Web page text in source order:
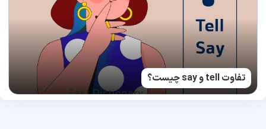
تفاوت tell و say چیست؟